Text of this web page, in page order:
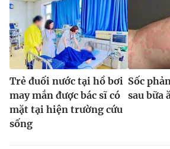
Trẻ đuối nước tại hồ bơi
may mắn được bác sĩ có
mặt tại hiện trường cứu
sống
Sốc
sau bữa